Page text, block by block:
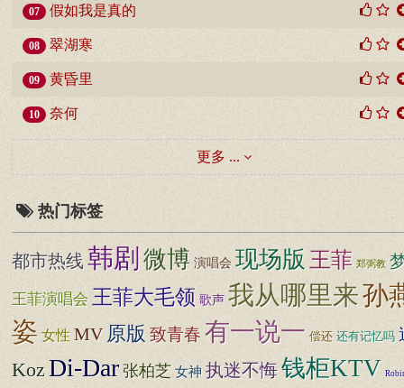
07 假如我是真的
08 翠湖寒
09 黄昏里
10 奈何
更多 ...
热门标签
都市热线 韩剧 微博 演唱会 现场版 王菲 郑弼教
王菲演唱会 王菲大毛领 歌声 我从哪里来孙
姿 女性 MV 原版 致青春有一说一 偿还 还有记忆吗
KozDi-Dar 张柏芝 女神 执迷不悔钱柜KTV